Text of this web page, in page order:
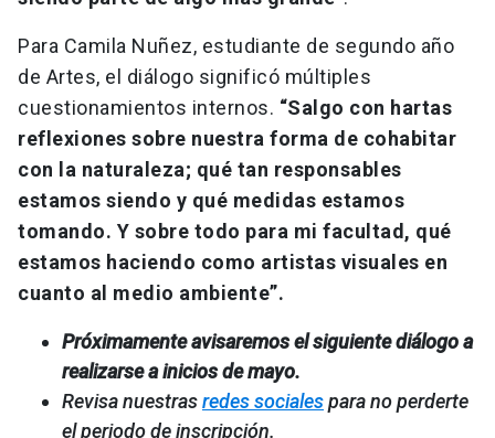
Para Camila Nuñez, estudiante de segundo año
de Artes, el diálogo significó múltiples
cuestionamientos internos. “Salgo con hartas
reflexiones sobre nuestra forma de cohabitar
con la naturaleza; qué tan responsables
estamos siendo y qué medidas estamos
tomando. Y sobre todo para mi facultad, qué
estamos haciendo como artistas visuales en
cuanto al medio ambiente”.
Próximamente avisaremos el siguiente diálogo a
realizarse a inicios de mayo.
Revisa nuestrasredes socialespara no perderte
el periodo de inscripción.